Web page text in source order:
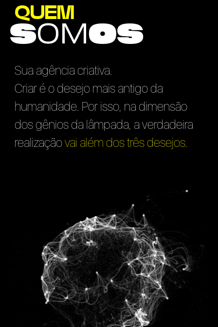
QUEM
SOMOS
Sua agência criativa.
Criar é o desejo mais antigo da
humanidade. Por isso, na dimensão
dos gênios da lâmpada, a verdadeira
realizaçãovai além dostrês desejos.